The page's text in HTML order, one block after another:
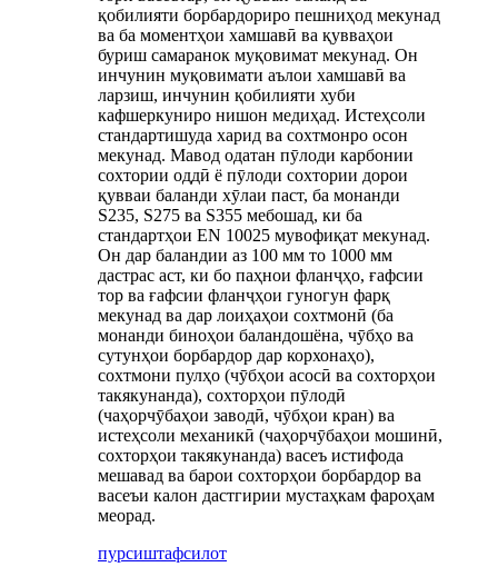
қобилияти борбардориро пешниҳод мекунад
ва ба моментҳои хамшавӣ ва қувваҳои
буриш самаранок муқовимат мекунад. Он
инчунин муқовимати аълои хамшавӣ ва
ларзиш, инчунин қобилияти хуби
кафшеркуниро нишон медиҳад. Истеҳсоли
стандартишуда харид ва сохтмонро осон
мекунад. Мавод одатан пӯлоди карбонии
сохтории оддӣ ё пӯлоди сохтории дорои
қувваи баланди хӯлаи паст, ба монанди
S235, S275 ва S355 мебошад, ки ба
стандартҳои EN 10025 мувофиқат мекунад.
Он дар баландии аз 100 мм то 1000 мм
дастрас аст, ки бо паҳнои фланҷҳо, ғафсии
тор ва ғафсии фланҷҳои гуногун фарқ
мекунад ва дар лоиҳаҳои сохтмонӣ (ба
монанди биноҳои баландошёна, чӯбҳо ва
сутунҳои борбардор дар корхонаҳо),
сохтмони пулҳо (чӯбҳои асосӣ ва сохторҳои
такякунанда), сохторҳои пӯлодӣ
(чаҳорчӯбаҳои заводӣ, чӯбҳои кран) ва
истеҳсоли механикӣ (чаҳорчӯбаҳои мошинӣ,
сохторҳои такякунанда) васеъ истифода
мешавад ва барои сохторҳои борбардор ва
васеъи калон дастгирии мустаҳкам фароҳам
меорад.
пурсиштафсилот